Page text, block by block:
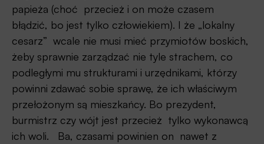
papieża (choć przecież i on może czasem
błądzić, bo jest tylko człowiekiem). I że „lokalny
cesarz” wcale nie musi mieć przymiotów boskich,
żeby sprawnie zarządzać nie tyle strachem, co
podległymi mu strukturami i urzędnikami, którzy
powinni zdawać sobie sprawę, że ich właściwym
przełożonym są mieszkańcy. Bo prezydent,
burmistrz czy wójt jest przecież tylko wykonawcą
ich woli. Ba, czasami powinien on nawet z